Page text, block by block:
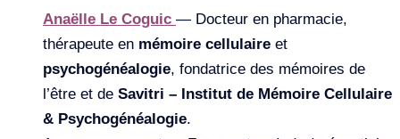
Anaëlle Le Coguic — Docteur en pharmacie,
thérapeute en mémoire cellulaire et
psychogénéalogie, fondatrice des mémoires de
l’être et de Savitri – Institut de Mémoire Cellulaire
& Psychogénéalogie.